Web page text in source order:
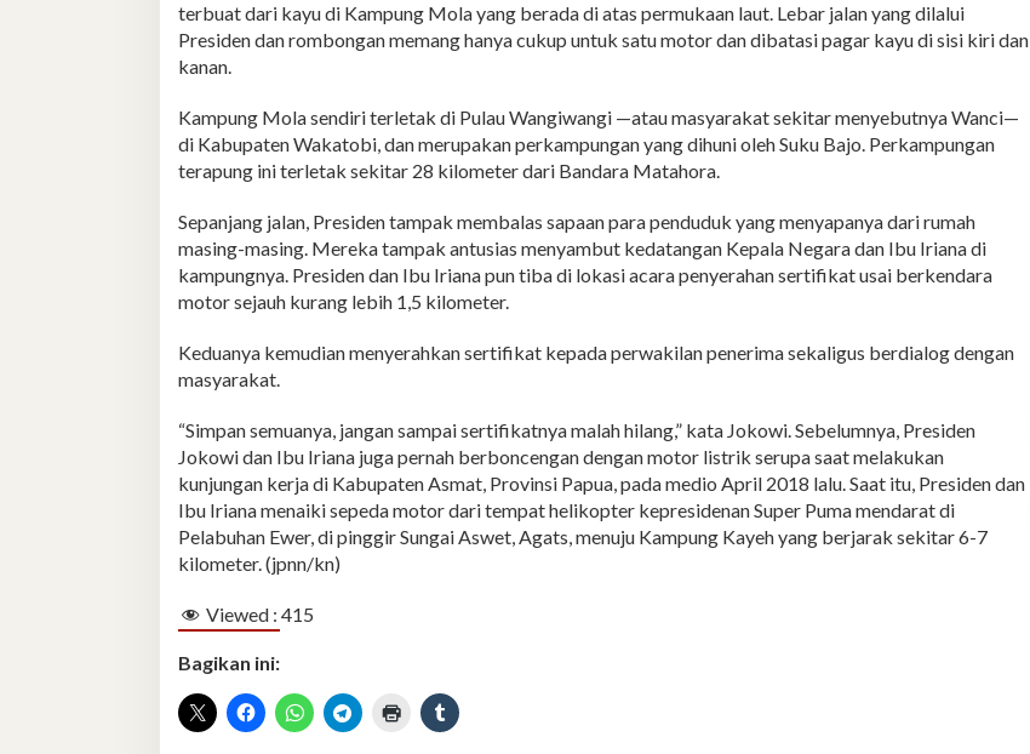
terbuat dari kayu di Kampung Mola yang berada di atas permukaan laut. Lebar jalan yang dilalui
Presiden dan rombongan memang hanya cukup untuk satu motor dan dibatasi pagar kayu di sisi kiri dan
kanan.
Kampung Mola sendiri terletak di Pulau Wangiwangi —atau masyarakat sekitar menyebutnya Wanci—
di Kabupaten Wakatobi, dan merupakan perkampungan yang dihuni oleh Suku Bajo. Perkampungan
terapung ini terletak sekitar 28 kilometer dari Bandara Matahora.
Sepanjang jalan, Presiden tampak membalas sapaan para penduduk yang menyapanya dari rumah
masing-masing. Mereka tampak antusias menyambut kedatangan Kepala Negara dan Ibu Iriana di
kampungnya. Presiden dan Ibu Iriana pun tiba di lokasi acara penyerahan sertifikat usai berkendara
motor sejauh kurang lebih 1,5 kilometer.
Keduanya kemudian menyerahkan sertifikat kepada perwakilan penerima sekaligus berdialog dengan
masyarakat.
“Simpan semuanya, jangan sampai sertifikatnya malah hilang,” kata Jokowi. Sebelumnya, Presiden
Jokowi dan Ibu Iriana juga pernah berboncengan dengan motor listrik serupa saat melakukan
kunjungan kerja di Kabupaten Asmat, Provinsi Papua, pada medio April 2018 lalu. Saat itu, Presiden dan
Ibu Iriana menaiki sepeda motor dari tempat helikopter kepresidenan Super Puma mendarat di
Pelabuhan Ewer, di pinggir Sungai Aswet, Agats, menuju Kampung Kayeh yang berjarak sekitar 6-7
kilometer. (jpnn/kn)
Viewed : 415
Bagikan ini: